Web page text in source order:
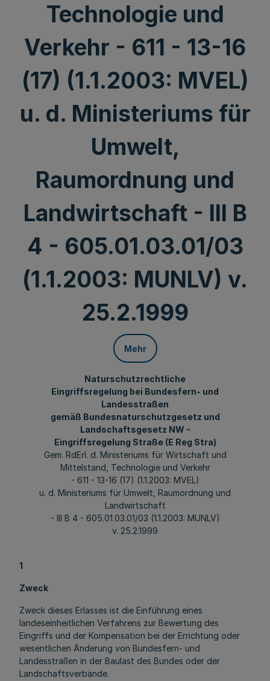
Technologie und
Verkehr - 611 - 13-16
(17) (1.1.2003: MVEL)
u. d. Ministeriums für
Umwelt,
Raumordnung und
Landwirtschaft - III B
4 - 605.01.03.01/03
(1.1.2003: MUNLV) v.
25.2.1999
Mehr
Naturschutzrechtliche
Eingriffsregelung bei Bundesfern- und
Landesstraßen
gemäß Bundesnaturschutzgesetz und
Landschaftsgesetz NW -
Eingriffsregelung Straße (E Reg Stra)
Gem. RdErl. d. Ministeriums für Wirtschaft und
Mittelstand, Technologie und Verkehr
- 611 - 13-16 (17) (1.1.2003: MVEL)
u. d. Ministeriums für Umwelt, Raumordnung und
Landwirtschaft
- III B 4 - 605.01.03.01/03 (1.1.2003: MUNLV)
v. 25.2.1999
1
Zweck
Zweck dieses Erlasses ist die Einführung eines
landeseinheitlichen Verfahrens zur Bewertung des
Eingriffs und der Kompensation bei der Errichtung oder
wesentlichen Änderung von Bundesfern- und
Landesstraßen in der Baulast des Bundes oder der
Landschaftsverbände.